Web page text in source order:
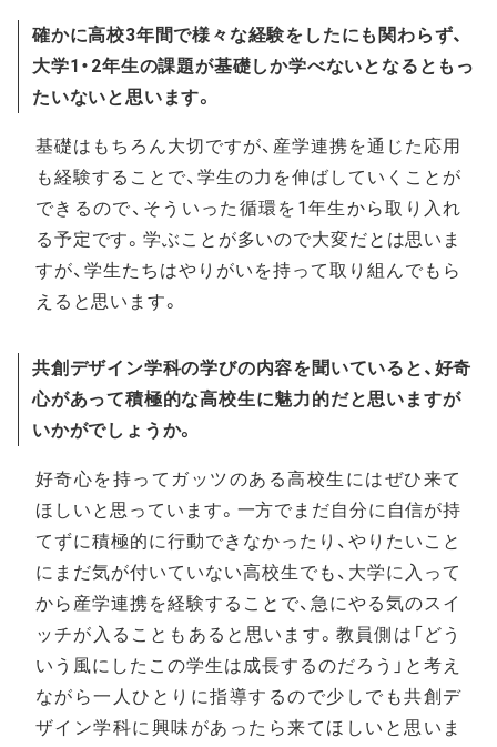
確かに高校3年間で様々な経験をしたにも関わらず、
大学1・2年生の課題が基礎しか学べないとなるともっ
たいないと思います。
基礎はもちろん大切ですが、産学連携を通じた応用
も経験することで、学生の力を伸ばしていくことが
できるので、そういった循環を1年生から取り入れ
る予定です。学ぶことが多いので大変だとは思いま
すが、学生たちはやりがいを持って取り組んでもら
えると思います。
共創デザイン学科の学びの内容を聞いていると、好奇
心があって積極的な高校生に魅力的だと思いますが
いかがでしょうか。
好奇心を持ってガッツのある高校生にはぜひ来て
ほしいと思っています。一方でまだ自分に自信が持
てずに積極的に行動できなかったり、やりたいこと
にまだ気が付いていない高校生でも、大学に入って
から産学連携を経験することで、急にやる気のスイ
ッチが入ることもあると思います。教員側は「どう
いう風にしたこの学生は成長するのだろう」と考え
ながら一人ひとりに指導するので少しでも共創デ
ザイン学科に興味があったら来てほしいと思いま